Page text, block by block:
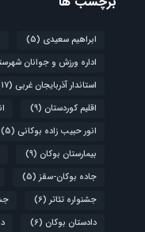
ابراهیم سعیدی (5)
اداره ورزش و جوانان
استاندار آذربایجان غربی (17)
اقلیم کوردستان (9)
انور حبیب زاده بوکانی (5)
بیمارستان بوکان (9)
جاده بوکان-سقز (5)
جشنواره تئاتر (6)
دادستان بوکان (6)